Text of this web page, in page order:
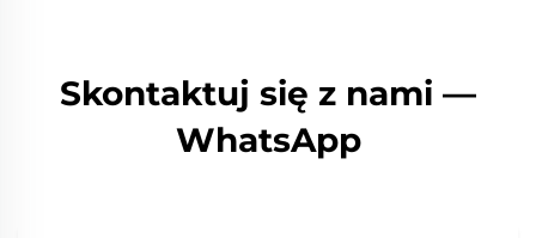
Skontaktuj się z nami —
WhatsApp